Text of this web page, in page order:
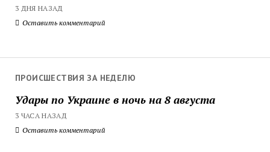
3 ДНЯ НАЗАД
Оставить комментарий
ПРОИСШЕСТВИЯ ЗА НЕДЕЛЮ
Удары по Украине в ночь на 8 августа
3 ЧАСА НАЗАД
Оставить комментарий